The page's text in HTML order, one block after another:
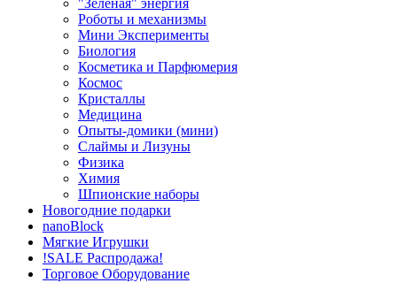
"Зеленая" энергия
Роботы и механизмы
Мини Эксперименты
Биология
Косметика и Парфюмерия
Космос
Кристаллы
Медицина
Опыты-домики (мини)
Слаймы и Лизуны
Физика
Химия
Шпионские наборы
Новогодние подарки
nanoBlock
Мягкие Игрушки
!SALE Распродажа!
Торговое Оборудование